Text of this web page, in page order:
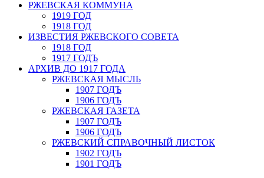
РЖЕВСКАЯ КОММУНА
1919 ГОД
1918 ГОД
ИЗВЕСТИЯ РЖЕВСКОГО СОВЕТА
1918 ГОД
1917 ГОДЪ
АРХИВ ДО 1917 ГОДА
РЖЕВСКАЯ МЫСЛЬ
1907 ГОДЪ
1906 ГОДЪ
РЖЕВСКАЯ ГАЗЕТА
1907 ГОДЪ
1906 ГОДЪ
РЖЕВСКИЙ СПРАВОЧНЫЙ ЛИСТОК
1902 ГОДЪ
1901 ГОДЪ